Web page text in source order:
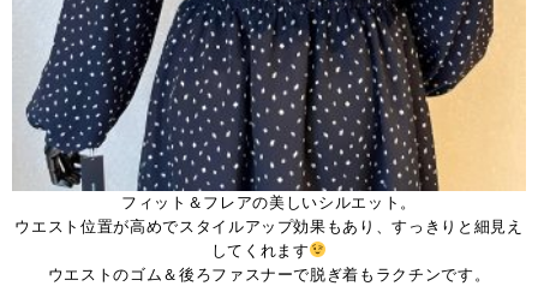
フィット＆フレアの美しいシルエット。
ウエスト位置が高めでスタイルアップ効果もあり、すっきりと細見え
してくれます
ウエストのゴム＆後ろファスナーで脱ぎ着もラクチンです。